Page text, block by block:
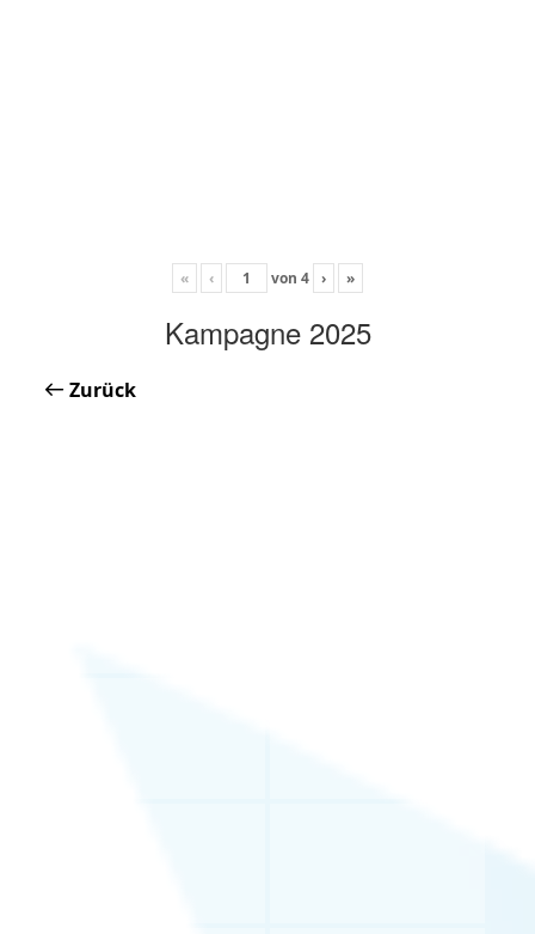
« ‹ von 4 › »
Kampagne 2025
Zurück